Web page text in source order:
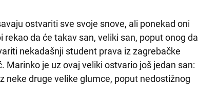
ostvariti sve svoje snove, ali ponekad oni
da će takav san, veliki san, poput onog da
nekadašnji student prava iz zagrebačke
Marinko je uz ovaj veliki ostvario još jedan san:
neke druge velike glumce, poput nedostižnog